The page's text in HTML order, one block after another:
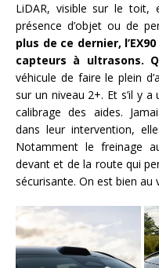
LiDAR, visible sur le toit,
présence d’objet ou de
plus de ce dernier,
capteurs à ultrasons.
véhicule de faire le plein
sur un niveau 2+. Et s’il y a
calibrage des aides.
dans leur intervention,
Notamment le freinage
devant et de la route qui
sécurisante. On est bien au